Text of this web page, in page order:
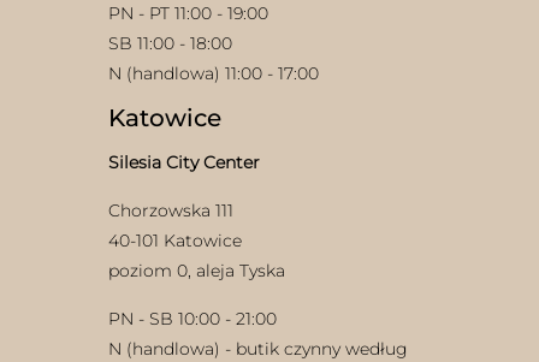
PN - PT 11:00 - 19:00
SB 11:00 - 18:00
N (handlowa) 11:00 - 17:00
Katowice
Silesia City Center
Chorzowska 111
40-101 Katowice
poziom 0, aleja Tyska
PN - SB 10:00 - 21:00
N (handlowa) - butik czynny według